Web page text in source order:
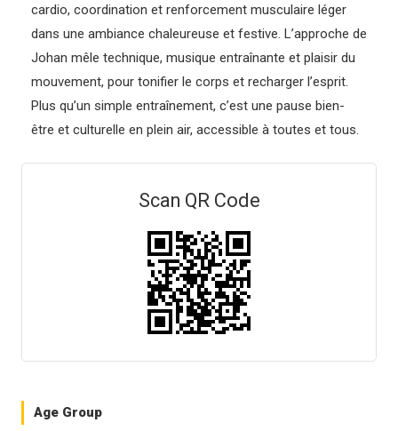
cardio, coordination et renforcement musculaire léger
dans une ambiance chaleureuse et festive. L’approche de
Johan mêle technique, musique entraînante et plaisir du
mouvement, pour tonifier le corps et recharger l’esprit.
Plus qu’un simple entraînement, c’est une pause bien-
être et culturelle en plein air, accessible à toutes et tous.
Scan QR Code
Age Group